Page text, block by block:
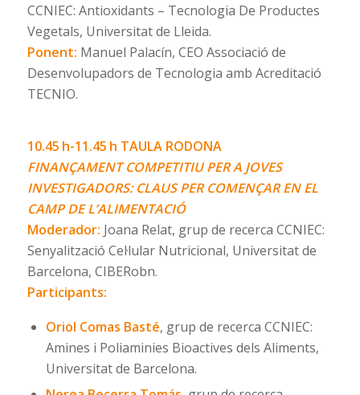
CCNIEC: Antioxidants – Tecnologia De Productes
Vegetals, Universitat de Lleida.
Ponent: Manuel Palacín, CEO Associació de
Desenvolupadors de Tecnologia amb Acreditació
TECNIO.
10.45 h-11.45 h TAULA RODONA
FINANÇAMENT COMPETITIU PER A JOVES
INVESTIGADORS: CLAUS PER COMENÇAR EN EL
CAMP DE L’ALIMENTACIÓ
Moderador: Joana Relat, grup de recerca CCNIEC:
Senyalització Cel·lular Nutricional, Universitat de
Barcelona, CIBERobn.
Participants:
Oriol Comas Basté, grup de recerca CCNIEC:
Amines i Poliaminies Bioactives dels Aliments,
Universitat de Barcelona.